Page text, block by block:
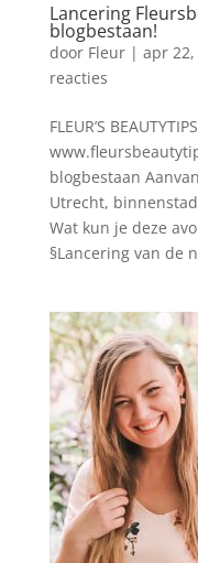
Lancering
blogbestaan!
door Fleur| apr 22,
reacties
FLEUR’S
blogbestaan
Utrecht,
Wat kun je deze
§Lancering van de